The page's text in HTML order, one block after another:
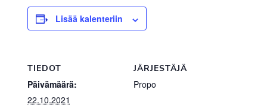
Lisää kalenteriin
TIEDOT
Päivämäärä:
22.10.2021
JÄRJESTÄJÄ
Propo